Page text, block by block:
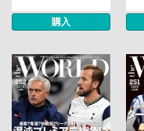
購入